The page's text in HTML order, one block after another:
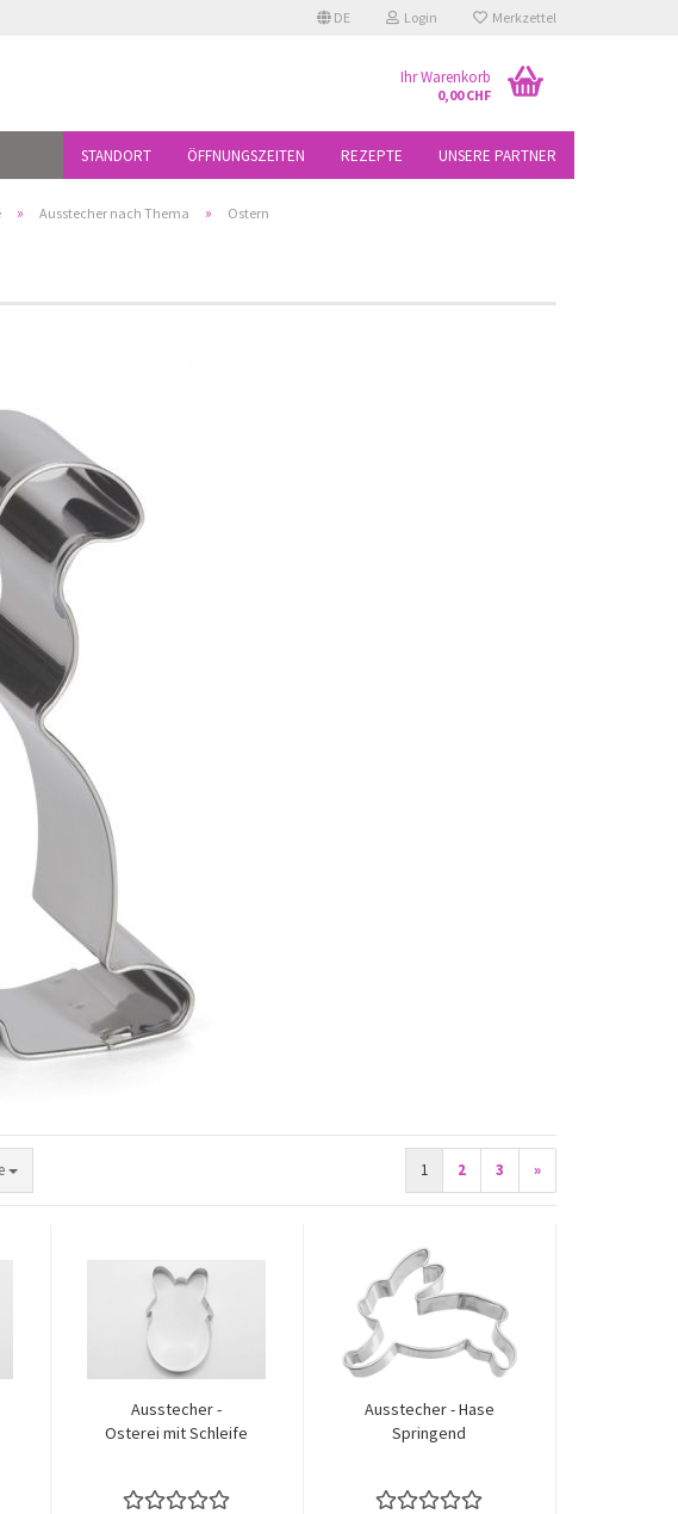
DE Login Merkzettel
Ihr Warenkorb
0,00 CHF
STANDORT ÖFFNUNGSZEITEN REZEPTE UNSERE PARTNER
» Ausstecher nach Thema » Ostern
1 2 3 »
Ausstecher -
Osterei mit Schleife
Ausstecher - Hase
Springend